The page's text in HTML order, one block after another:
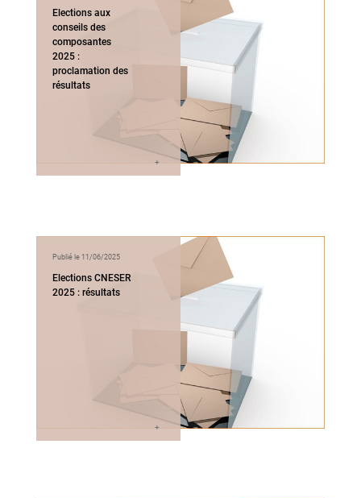
Elections aux
conseils des
composantes
2025 :
proclamation des
résultats
Publié le 11/06/2025
Elections CNESER
2025 : résultats